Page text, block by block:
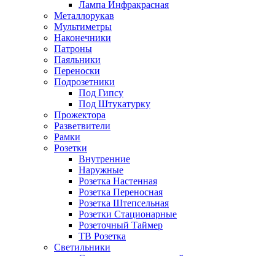
Лампа Инфракрасная
Металлорукав
Мультиметры
Наконечники
Патроны
Паяльники
Переноски
Подрозетники
Под Гипсу
Под Штукатурку
Прожектора
Разветвители
Рамки
Розетки
Внутренние
Наружные
Розетка Настенная
Розетка Переносная
Розетка Штепсельная
Розетки Стационарные
Розеточный Таймер
ТВ Розетка
Светильники